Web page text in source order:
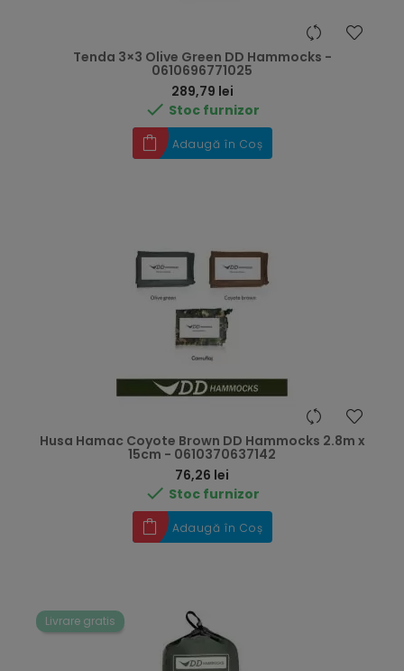
Tenda 3×3 Olive Green DD Hammocks -
0610696771025
289,79 lei
 Stoc furnizor
Adaugă în Coș
Husa Hamac Coyote Brown DD Hammocks 2.8m x
15cm - 0610370637142
76,26 lei
 Stoc furnizor
Adaugă în Coș
Livrare gratis